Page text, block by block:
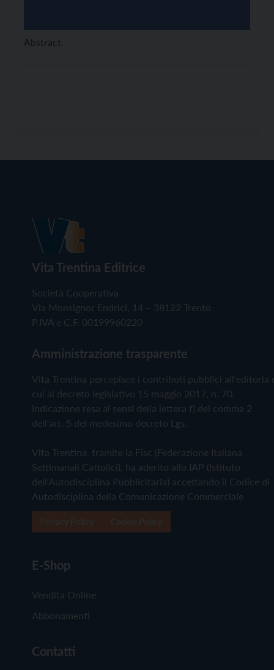
Abstract.
Vita Trentina Editrice
Società Cooperativa
Via Monsignor Endrici, 14 – 38122 Trento
P.IVA e C.F. 00199960220
Amministrazione trasparente
Vita Trentina percepisce i contributi pubblici all'editoria
cui al decreto legislativo 15 maggio 2017, n. 70.
Indicazione resa ai sensi della lettera f) del comma 2
dell'art. 5 del medesimo decreto Lgs.
Vita Trentina, tramite la Fisc (Federazione Italiana
Settimanali Cattolici), ha aderito allo IAP (Istituto
dell'Autodisciplina Pubblicitaria) accettando il Codice di
Autodisciplina della Comunicazione Commerciale
E-Shop
Vendita Online
Abbonamenti
Contatti